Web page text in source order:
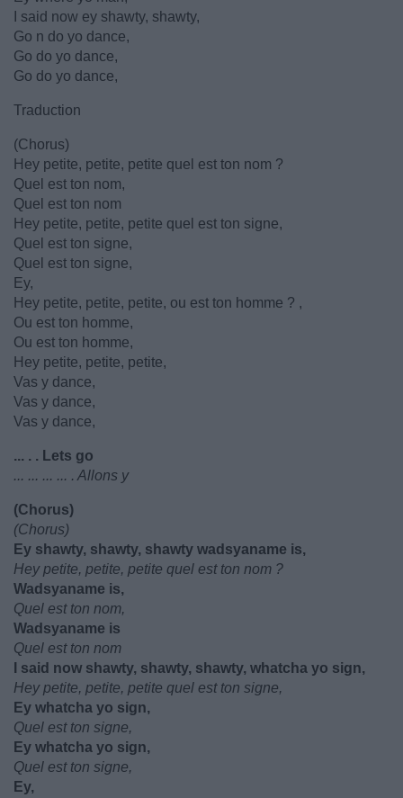
I said now ey shawty, shawty,
Go n do yo dance,
Go do yo dance,
Go do yo dance,
Traduction
(Chorus)
Hey petite, petite, petite quel est ton nom ?
Quel est ton nom,
Quel est ton nom
Hey petite, petite, petite quel est ton signe,
Quel est ton signe,
Quel est ton signe,
Ey,
Hey petite, petite, petite, ou est ton homme ? ,
Ou est ton homme,
Ou est ton homme,
Hey petite, petite, petite,
Vas y dance,
Vas y dance,
Vas y dance,
... . . Lets go
... ... ... ... . Allons y
(Chorus)
(Chorus)
Ey shawty, shawty, shawty wadsyaname is,
Hey petite, petite, petite quel est ton nom ?
Wadsyaname is,
Quel est ton nom,
Wadsyaname is
Quel est ton nom
I said now shawty, shawty, shawty, whatcha yo sign,
Hey petite, petite, petite quel est ton signe,
Ey whatcha yo sign,
Quel est ton signe,
Ey whatcha yo sign,
Quel est ton signe,
Ey,